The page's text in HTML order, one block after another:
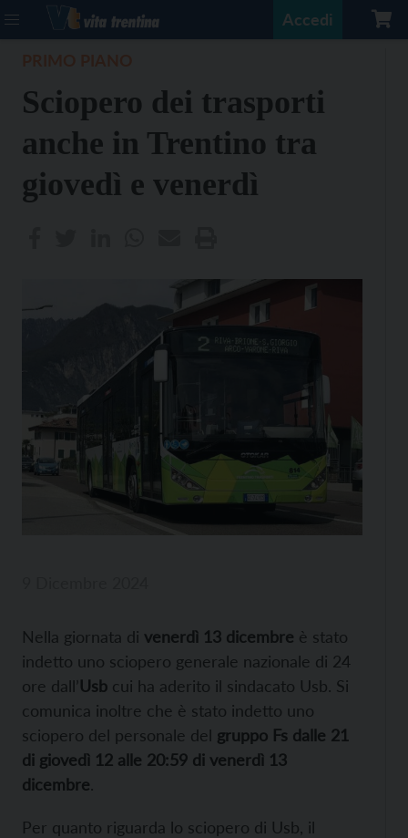
Accedi
Sciopero dei trasporti
anche in Trentino tra
giovedì e venerdì
Nella giornata di venerdì 13 dicembre è stato
indetto uno sciopero generale nazionale di 24
ore dall’Usb cui ha aderito il sindacato Usb. Si
comunica inoltre che è stato indetto uno
sciopero del personale del gruppo Fs dalle 21
di giovedì 12 alle 20:59 di venerdì 13
dicembre.
Per quanto riguarda lo sciopero di Usb, il